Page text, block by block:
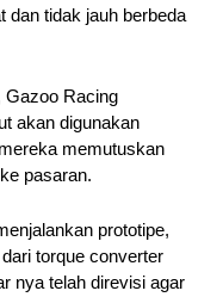
dan tidak jauh berbeda
Gazoo Racing
akan digunakan
memutuskan
pasaran.
prototipe,
torque converter
nya telah direvisi agar